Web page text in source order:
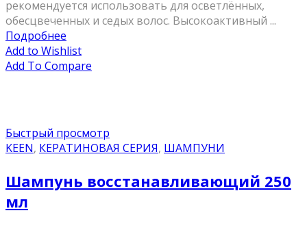
рекомендуется использовать для осветлённых,
обесцвеченных и седых волос. Высокоактивный ...
Подробнее
Add to Wishlist
Add To Compare
Быстрый просмотр
KEEN, КЕРАТИНОВАЯ СЕРИЯ, ШАМПУНИ
Шампунь восстанавливающий 250
мл